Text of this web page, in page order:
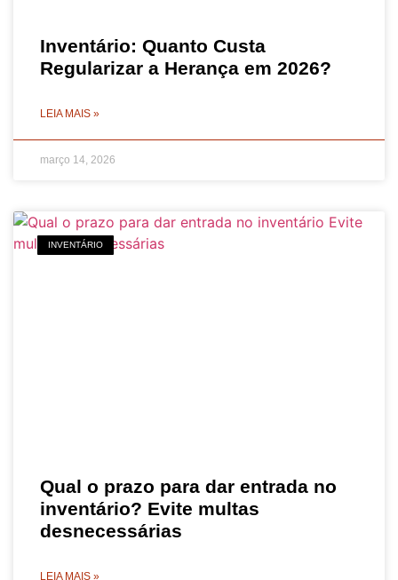
Inventário: Quanto Custa
Regularizar a Herança em 2026?
LEIA MAIS »
março 14, 2026
INVENTÁRIO
Qual o prazo para dar entrada no
inventário? Evite multas
desnecessárias
LEIA MAIS »